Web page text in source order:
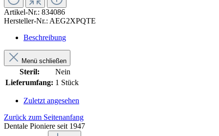
Artikel-Nr.: 834086
Hersteller-Nr.: AEG2XPQTE
Beschreibung
Menü schließen
Steril:
Nein
Lieferumfang: 1 Stück
Zuletzt angesehen
Zurück zum Seitenanfang
Dentale Pioniere seit 1947